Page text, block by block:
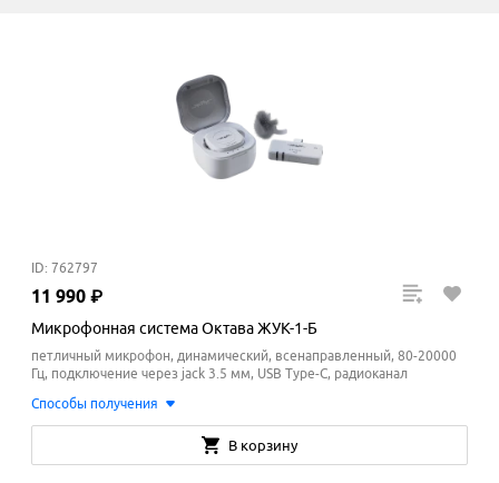
ID: 762797
11 990 ₽
Микрофонная система Октава ЖУК-1-Б
петличный микрофон, динамический, всенаправленный, 80-20000
Гц, подключение через jack 3.5 мм, USB Type-C, радиоканал
Способы получения
В корзину